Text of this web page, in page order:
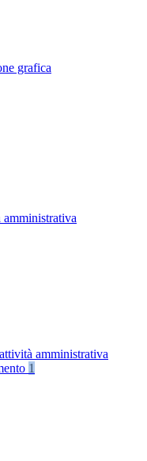
grafica
amministrativa
1